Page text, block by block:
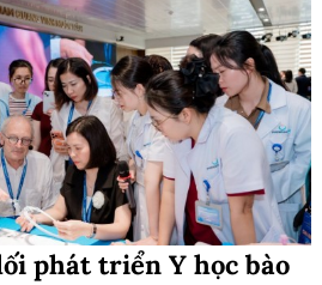
phát triển Y học bào